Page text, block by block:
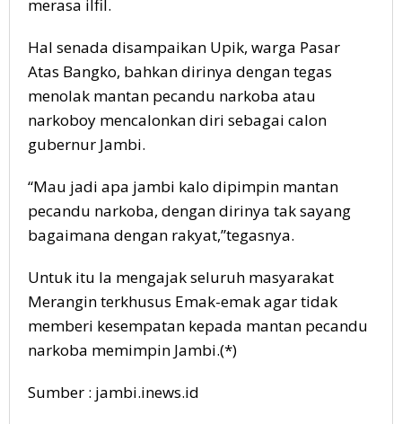
merasa ilfil.
Hal senada disampaikan Upik, warga Pasar
Atas Bangko, bahkan dirinya dengan tegas
menolak mantan pecandu narkoba atau
narkoboy mencalonkan diri sebagai calon
gubernur Jambi.
“Mau jadi apa jambi kalo dipimpin mantan
pecandu narkoba, dengan dirinya tak sayang
bagaimana dengan rakyat,”tegasnya.
Untuk itu Ia mengajak seluruh masyarakat
Merangin terkhusus Emak-emak agar tidak
memberi kesempatan kepada mantan pecandu
narkoba memimpin Jambi.(*)
Sumber : jambi.inews.id